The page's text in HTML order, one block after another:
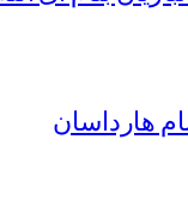
هارداسان